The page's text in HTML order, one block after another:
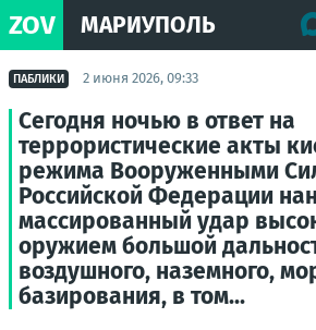
ZOV МАРИУПОЛЬ
ПАБЛИКИ 2 июня 2026, 09:33
Сегодня ночью в ответ на
террористические акты
режима Вооруженными
Российской Федерации
массированный удар
оружием большой
воздушного, наземного,
базирования, в том...